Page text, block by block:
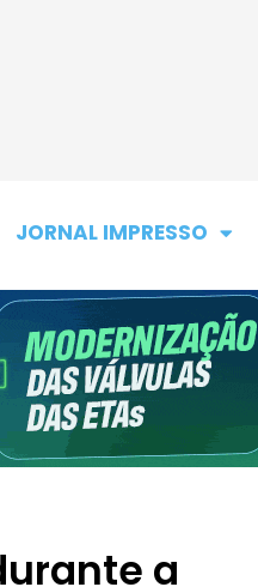
JORNAL IMPRESSO
a